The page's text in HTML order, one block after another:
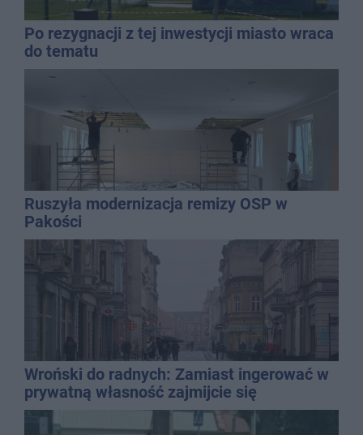
Po rezygnacji z tej inwestycji miasto wraca
do tematu
Ruszyła modernizacja remizy OSP w
Pakości
Wroński do radnych: Zamiast ingerować w
prywatną własność zajmijcie się
gospodarką